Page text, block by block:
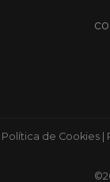
Política de Cookies